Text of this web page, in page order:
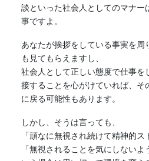
談といった社会人としてのマナー
事ですよ。
あなたが挨拶をしている事実を周
も見てもらえますし、
社会人として正しい態度で仕事を
接することを心がけていれば、そ
に戻る可能性もあります。
しかし、そうは言っても、
「頑なに無視され続けて精神的ス
「無視されることを気にしない